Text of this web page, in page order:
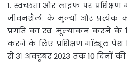
1. स्वच्छता और लाइफ पर
जीवनशैली के मूल्यों और प्रत्येक
प्रगति का स्व-मूल्यांकन करने के
करने के लिए प्रशिक्षण मॉड्यूल पेश
से 31 अक्टूबर 2023 तक 10 दिनों